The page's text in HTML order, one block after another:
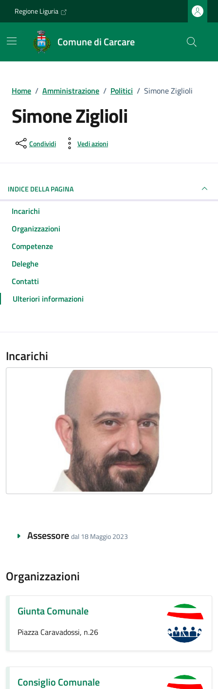
Regione Liguria
Comune di Carcare
Home / Amministrazione / Politici / Simone Ziglioli
Simone Ziglioli
Condividi Vedi azioni
INDICE DELLA PAGINA
Incarichi
Organizzazioni
Competenze
Deleghe
Contatti
Ulteriori informazioni
Incarichi
Assessoredal 18 Maggio 2023
Organizzazioni
Giunta Comunale
Piazza Caravadossi, n.26
Consiglio Comunale